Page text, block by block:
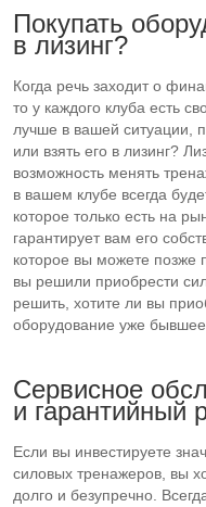
Покупать
в лизинг?
Когда речь заходит о
то у каждого клуба есть
лучше в вашей ситуации,
или взять его в лизинг?
возможность менять
в вашем клубе всегда
которое только есть на
гарантирует вам его
которое вы можете позже
вы решили приобрести
решить, хотите ли вы
оборудование уже
Сервисное
и гарантийный
Если вы инвестируете
силовых тренажеров, вы
долго и безупречно.